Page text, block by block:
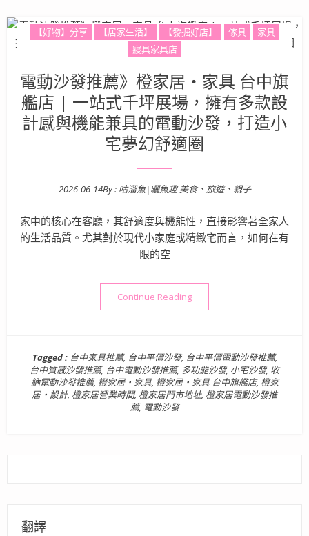
【好物】分享 【居家生活】 【發掘好店】 傢具
家具
寢具家具店
電動沙發推薦》橙家居・家具 台中旗
艦店 | 一站式千坪展場，擁有多款設
計感與機能兼具的電動沙發，打造小
宅夢幻舒適圈
Posted on
2026-06-14By : 咕溜魚|曬魚趣 美食、旅遊、親子
家中的核心在客廳，其舒適度與機能性，直接影響著全家人
的生活品質。尤其對於現代小家庭或精緻宅而言，如何在有
限的空
Continue Reading“電動沙發推薦》橙家居・家
Tagged : 台中家具推薦, 台中平價沙發, 台中平價電動沙發推薦,
台中質感沙發推薦, 台中電動沙發推薦, 多功能沙發, 小宅沙發, 收
納電動沙發推薦, 橙家居・家具, 橙家居・家具 台中旗艦店, 橙家
居・設計, 橙家居營業時間, 橙家居門市地址, 橙家居電動沙發推
薦, 電動沙發
翻譯